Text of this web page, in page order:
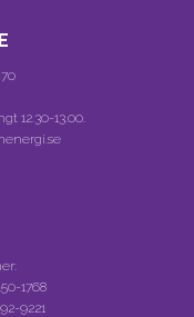
12.30-13.00.
1768
9221